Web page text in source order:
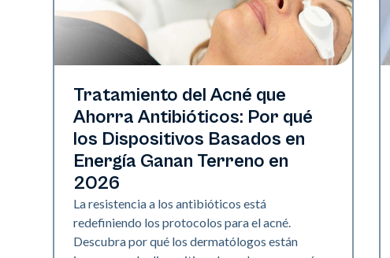
Salud de la piel
Tratamiento del Acné que
Ahorra Antibióticos: Por qué
los Dispositivos Basados en
Energía Ganan Terreno en
2026
La resistencia a los antibióticos está
redefiniendo los protocolos para el acné.
Descubra por qué los dermatólogos están